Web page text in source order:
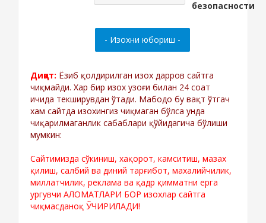
Диққат: Ёзиб қолдирилган изох дарров сайтга
чиқмайди. Хар бир изох узоғи билан 24 соат
ичида текширувдан ўтади. Мабодо бу вақт ўтгач
хам сайтда изохингиз чиқмаган бўлса унда
чиқарилмаганлик сабаблари қўйидагича бўлиши
мумкин:
Сайтимизда сўкиниш, хақорот, камситиш, мазах
қилиш, салбий ва диний тарғибот, махалийчилик,
миллатчилик, реклама ва қадр қимматни ерга
ургувчи АЛОМАТЛАРИ БОР изохлар сайтга
чиқмасданоқ ЎЧИРИЛАДИ!